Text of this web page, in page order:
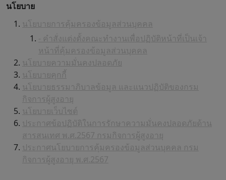
นโยบาย
นโยบายการคุ้มครองข้อมูลส่วนบุคคล
- คำสั่งแต่งตั้งคณะทำงานเพื่อปฏิบัติหน้าที่เป็นเจ้า
หน้าที่คุ้มครองข้อมูลส่วนบุคคล
นโยบายความมั่นคงปลอดภัย
นโยบายคุกกี้
นโยบายธรรมาภิบาลข้อมูล และแนวปฏิบัติของกรม
กิจการผู้สูงอายุ
นโยบายเว็บไซต์
ประกาศข้อปฏิบัติในการรักษาความมั่นคงปลอดภัยด้าน
สารสนเทศ พ.ศ.2567 กรมกิจการผู้สูงอายุ
ประกาศนโยบายการคุ้มครองข้อมูลส่วนบุคคล กรม
กิจการผู้สูงอายุ พ.ศ.2567